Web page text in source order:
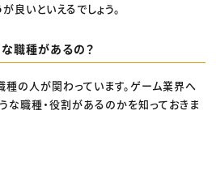
良いといえるでしょう。
職種があるの？
の人が関わっています。ゲーム業界へ
な職種・役割があるのかを知っておきま